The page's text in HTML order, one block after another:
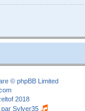
© phpBB Limited
2018
par Sylver35